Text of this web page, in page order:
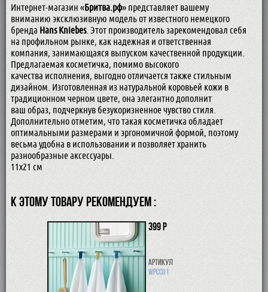
Интернет-магазин «Бритва.рф» представляет вашему
вниманию эксклюзивную модель от известного немецкого
бренда Hans Kniebes. Этот производитель зарекомендовал себя
на профильном рынке, как надежная и ответственная
компания, занимающаяся выпуском качественной продукции.
Предлагаемая косметичка, помимо высокого
качества исполнения, выгодно отличается также стильным
дизайном. Изготовленная из натуральной коровьей кожи в
традиционном черном цвете, она элегантно дополнит
ваш образ, подчеркнув безукоризненное чувство стиля.
Дополнительно отметим, что такая косметичка обладает
оптимальными размерами и эргономичной формой, поэтому
весьма удобна в использовании и позволяет хранить
разнообразные аксессуары.
11х21 см
К ЭТОМУ ТОВАРУ РЕКОМЕНДУЕМ :
399 р
Артикул
WPCC01